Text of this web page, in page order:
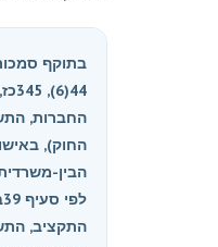
החוק),
הבין-